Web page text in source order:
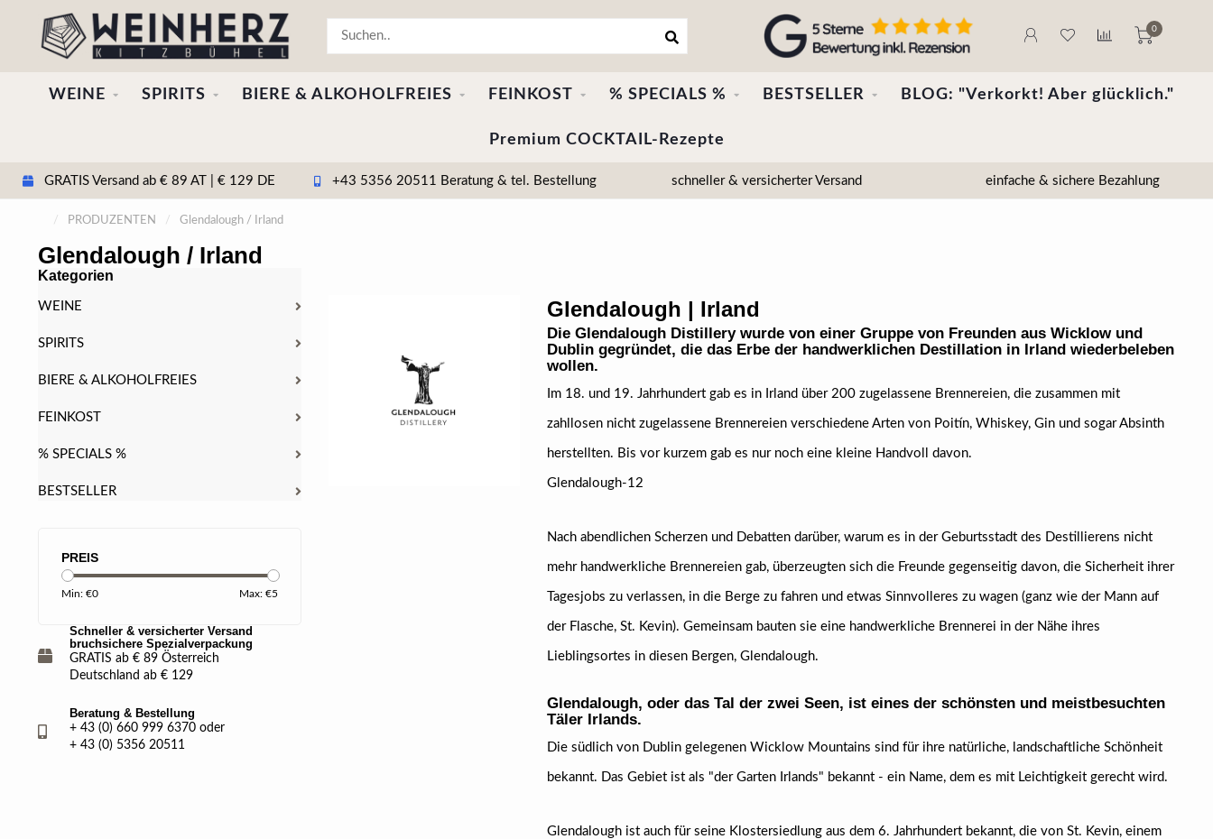
0
WEINE SPIRITS BIERE & ALKOHOLFREIES FEINKOST % SPECIALS % BESTSELLER BLOG: "Verkorkt! Aber glücklich."
Premium COCKTAIL-Rezepte
GRATIS Versand ab € 89 AT | € 129 DE +43 5356 20511 Beratung & tel. Bestellung schneller & versicherter Versand einfache & sichere Bezahlung
/ PRODUZENTEN / Glendalough / Irland
Glendalough / Irland
PREIS
Min: €0 Max: €5
Kategorien
WEINE
SPIRITS
BIERE & ALKOHOLFREIES
FEINKOST
% SPECIALS %
BESTSELLER
Schneller & versicherter Versand
bruchsichere Spezialverpackung
GRATIS ab € 89 Österreich
Deutschland ab € 129
Beratung & Bestellung
+ 43 (0) 660 999 6370 oder
+ 43 (0) 5356 20511
Glendalough | Irland
Die Glendalough Distillery wurde von einer Gruppe von Freunden aus Wicklow und
Dublin gegründet, die das Erbe der handwerklichen Destillation in Irland wiederbeleben
wollen.
Im 18. und 19. Jahrhundert gab es in Irland über 200 zugelassene Brennereien, die zusammen mit
zahllosen nicht zugelassene Brennereien verschiedene Arten von Poitín, Whiskey, Gin und sogar Absinth
herstellten. Bis vor kurzem gab es nur noch eine kleine Handvoll davon.
Glendalough-12
Nach abendlichen Scherzen und Debatten darüber, warum es in der Geburtsstadt des Destillierens nicht
mehr handwerkliche Brennereien gab, überzeugten sich die Freunde gegenseitig davon, die Sicherheit ihrer
Tagesjobs zu verlassen, in die Berge zu fahren und etwas Sinnvolleres zu wagen (ganz wie der Mann auf
der Flasche, St. Kevin). Gemeinsam bauten sie eine handwerkliche Brennerei in der Nähe ihres
Lieblingsortes in diesen Bergen, Glendalough.
Glendalough, oder das Tal der zwei Seen, ist eines der schönsten und meistbesuchten
Täler Irlands.
Die südlich von Dublin gelegenen Wicklow Mountains sind für ihre natürliche, landschaftliche Schönheit
bekannt. Das Gebiet ist als "der Garten Irlands" bekannt - ein Name, dem es mit Leichtigkeit gerecht wird.
Glendalough ist auch für seine Klostersiedlung aus dem 6. Jahrhundert bekannt, die von St. Kevin, einem